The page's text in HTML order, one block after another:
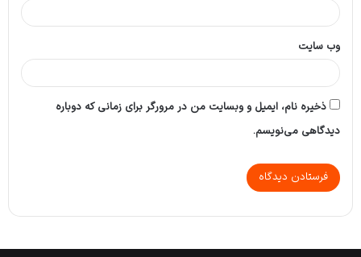
وب‌ سایت
ذخیره نام، ایمیل و وبسایت من در مرورگر برای زمانی که دوباره
دیدگاهی می‌نویسم.